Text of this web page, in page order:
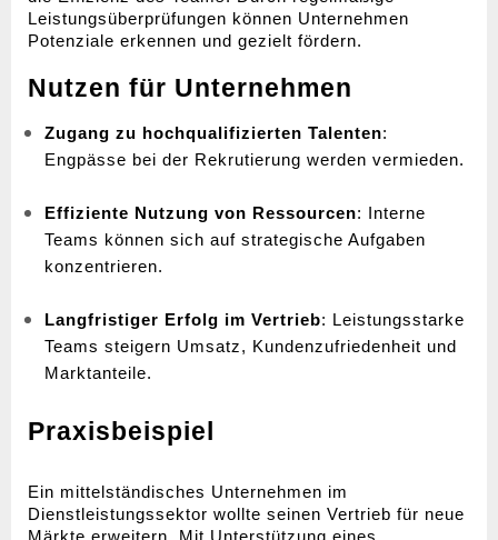
Leistungsüberprüfungen können Unternehmen
Potenziale erkennen und gezielt fördern.
Nutzen für Unternehmen
Zugang zu hochqualifizierten Talenten:
Engpässe bei der Rekrutierung werden vermieden.
Effiziente Nutzung von Ressourcen: Interne
Teams können sich auf strategische Aufgaben
konzentrieren.
Langfristiger Erfolg im Vertrieb: Leistungsstarke
Teams steigern Umsatz, Kundenzufriedenheit und
Marktanteile.
Praxisbeispiel
Ein mittelständisches Unternehmen im
Dienstleistungssektor wollte seinen Vertrieb für neue